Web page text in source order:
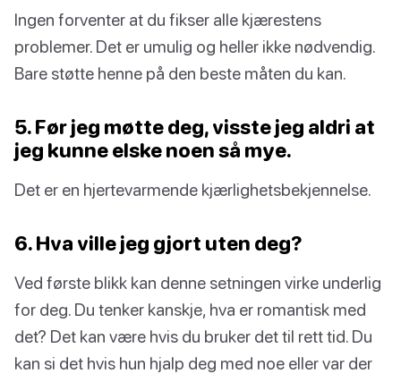
Ingen forventer at du fikser alle kjærestens
problemer. Det er umulig og heller ikke nødvendig.
Bare støtte henne på den beste måten du kan.
5. Før jeg møtte deg, visste jeg aldri at
jeg kunne elske noen så mye.
Det er en hjertevarmende kjærlighetsbekjennelse.
6. Hva ville jeg gjort uten deg?
Ved første blikk kan denne setningen virke underlig
for deg. Du tenker kanskje, hva er romantisk med
det? Det kan være hvis du bruker det til rett tid. Du
kan si det hvis hun hjalp deg med noe eller var der